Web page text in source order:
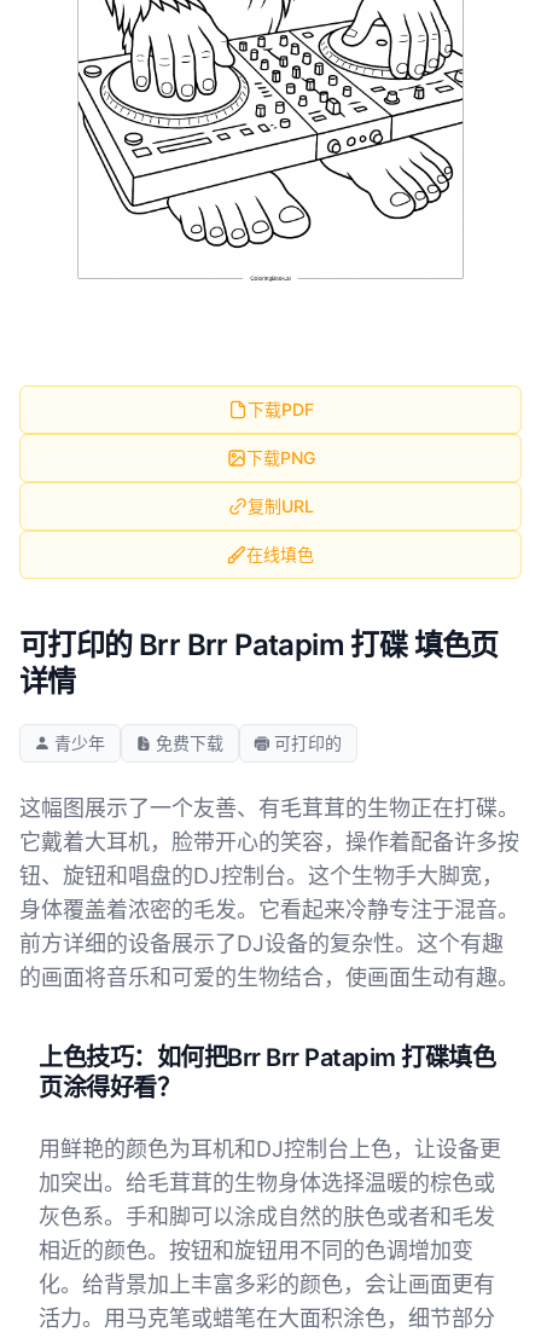
下载PDF
下载PNG
复制URL
在线填色
可打印的 Brr Brr Patapim 打碟 填色页
详情
青少年 免费下载 可打印的
这幅图展示了一个友善、有毛茸茸的生物正在打碟。
它戴着大耳机，脸带开心的笑容，操作着配备许多按
钮、旋钮和唱盘的DJ控制台。这个生物手大脚宽，
身体覆盖着浓密的毛发。它看起来冷静专注于混音。
前方详细的设备展示了DJ设备的复杂性。这个有趣
的画面将音乐和可爱的生物结合，使画面生动有趣。
上色技巧：如何把Brr Brr Patapim 打碟填色
页涂得好看？
用鲜艳的颜色为耳机和DJ控制台上色，让设备更
加突出。给毛茸茸的生物身体选择温暖的棕色或
灰色系。手和脚可以涂成自然的肤色或者和毛发
相近的颜色。按钮和旋钮用不同的色调增加变
化。给背景加上丰富多彩的颜色，会让画面更有
活力。用马克笔或蜡笔在大面积涂色，细节部分